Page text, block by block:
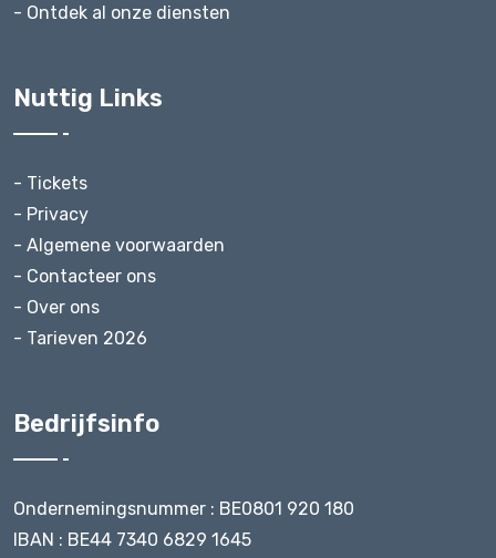
- Ontdek al onze diensten
Nuttig Links
- Tickets
- Privacy
- Algemene voorwaarden
- Contacteer ons
- Over ons
- Tarieven 2026
Bedrijfsinfo
Ondernemingsnummer : BE0801 920 180
IBAN : BE44 7340 6829 1645